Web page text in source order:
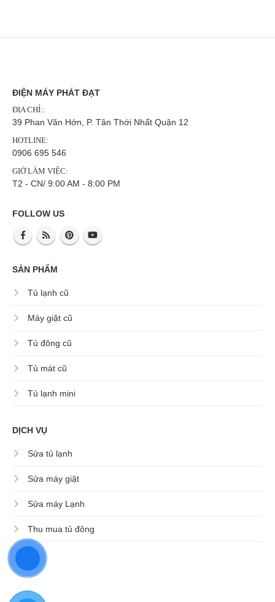
ĐIỆN MÁY PHÁT ĐẠT
ĐỊA CHỈ::
39 Phan Văn Hớn, P. Tân Thới Nhất Quận 12
HOTLINE:
0906 695 546
GIỜ LÀM VIỆC:
T2 - CN/ 9:00 AM - 8:00 PM
FOLLOW US
SẢN PHẨM
Tủ lạnh cũ
Máy giặt cũ
Tủ đông cũ
Tủ mát cũ
Tủ lạnh mini
DỊCH VỤ
Sửa tủ lạnh
Sửa máy giặt
Sửa máy Lạnh
Thu mua tủ đông